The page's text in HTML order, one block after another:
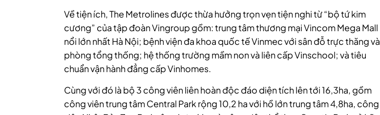
Về tiện ích, The Metrolines được thừa hưởng trọn vẹn tiện nghi từ “bộ tứ kim
cương” của tập đoàn Vingroup gồm: trung tâm thương mại Vincom Mega Mall
nổi lớn nhất Hà Nội; bệnh viện đa khoa quốc tế Vinmec với sân đỗ trực thăng và
phòng tổng thống; hệ thống trường mầm non và liên cấp Vinschool; và tiêu
chuẩn vận hành đẳng cấp Vinhomes.
Cùng với đó là bộ 3 công viên liên hoàn độc đáo diện tích lên tới 16,3ha, gồm
công viên trung tâm Central Park rộng 10,2 ha với hồ lớn trung tâm 4,8ha, công